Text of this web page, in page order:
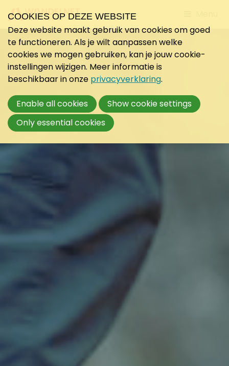
to
COOKIES OP DEZE WEBSITE
Deze website maakt gebruik van cookies om goed
te functioneren. Als je wilt aanpassen welke
cookies we mogen gebruiken, kan je jouw cookie-
instellingen wijzigen. Meer informatie is
beschikbaar in onze privacyverklaring.
Enable all cookies
Show cookie settings
Only essential cookies